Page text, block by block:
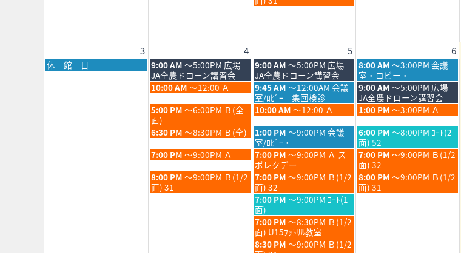
2026
月
日,
29th
3 4 5 6
月
曜
休 館 日
火
曜
日,
8
月
4th
2026
9:00 AM ～5:00PM 広場
JA全農ドローン講習会
水
曜
日,
8
月
5th
2026
9:00 AM ～5:00PM 広場
JA全農ドローン講習会
木
曜
日,
8
月
6th
2026
8:00 AM ～3:00PM 会議
室・ロビー・
火
曜
日,
8
月
4th
2026
10:00 AM ～12:00 Ａ
水
曜
日,
8
月
5th
2026
9:45 AM ～12:00AM 会議
室/ﾛﾋﾞｰ 集団検診
木
曜
日,
8
月
6th
2026
9:00 AM ～5:00PM 広場
JA全農ドローン講習会
火
曜
日,
8
月
4th
2026
5:00 PM ～6:00PM Ｂ(全
面)
水
曜
日,
8
月
5th
2026
10:00 AM ～12:00 Ａ
木
曜
日,
8
月
6th
2026
1:00 PM ～3:00PM Ａ
火
曜
日,
8
月
4th
2026
6:30 PM ～8:30PM Ｂ(全)
水
曜
日,
8
月
5th
2026
1:00 PM ～9:00PM 会議
室/ﾛﾋﾞｰ・
木
曜
日,
8
月
6th
2026
6:00 PM ～8:00PM ｺｰﾄ(2
面) 52
火
曜
日,
8
月
7:00 PM ～9:00PM Ａ
水
曜
日,
8
月
5th
2026
7:00 PM ～9:00PM Ａ ス
ポレクデー
木
曜
日,
8
月
7:00 PM ～9:00PM Ｂ(1/2
面) 32
火
曜
日,
8:00 PM ～9:00PM Ｂ(1/2
面) 31
水
曜
日,
8
月
5th
2026
7:00 PM ～9:00PM Ｂ(1/2
面) 32
木
曜
日,
8:00 PM ～9:00PM Ｂ(1/2
面) 31
水
曜
日,
8
月
5th
7:00 PM ～9:00PM ｺｰﾄ(1
面)
水
曜
日,
7:00 PM ～8:30PM Ｂ(1/2
面) U15ﾌｯﾄｻﾙ教室
水
8:30 PM ～9:00PM Ｂ(1/2